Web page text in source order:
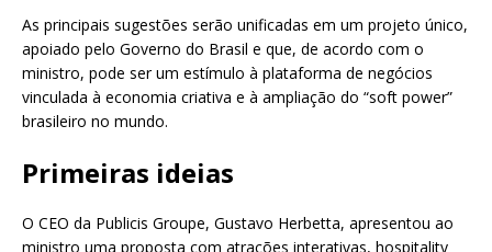
As principais sugestões serão unificadas em um projeto único,
apoiado pelo Governo do Brasil e que, de acordo com o
ministro, pode ser um estímulo à plataforma de negócios
vinculada à economia criativa e à ampliação do “soft power”
brasileiro no mundo.
Primeiras ideias
O CEO da Publicis Groupe, Gustavo Herbetta, apresentou ao
ministro uma proposta com atrações interativas, hospitality